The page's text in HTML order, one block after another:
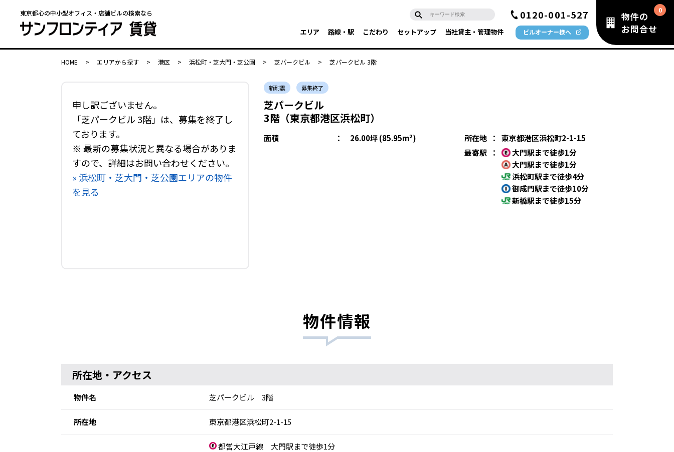
東京都心の中小型オフィス・店舗ビルの検索なら 0120-001-527
エリア 路線・駅 こだわり セットアップ 当社貸主・管理物件 ビルオーナー様へ
物件の
お問合せ
HOME > エリアから探す > 港区 > 浜松町・芝大門・芝公園 > 芝パークビル > 芝パークビル 3階
申し訳ございません。
「芝パークビル 3階」は、募集を終了し
ております。
※ 最新の募集状況と異なる場合がありま
すので、詳細はお問い合わせください。
» 浜松町・芝大門・芝公園エリアの物件
を見る
新耐震 募集終了
芝パークビル
3階（東京都港区浜松町）
面積 ： 26.00坪 (85.95m²) 所在地 ：
東京都港区浜松町2-1-15
最寄駅
：
大門駅まで徒歩1分
大門駅まで徒歩1分
浜松町駅まで徒歩4分
御成門駅まで徒歩10分
新橋駅まで徒歩15分
物件情報
所在地・アクセス
物件名 芝パークビル 3階
所在地 東京都港区浜松町2-1-15
都営大江戸線 大門駅まで徒歩1分